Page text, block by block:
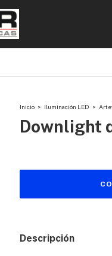
Inicio > Iluminación LED >
Downlight
Descripción